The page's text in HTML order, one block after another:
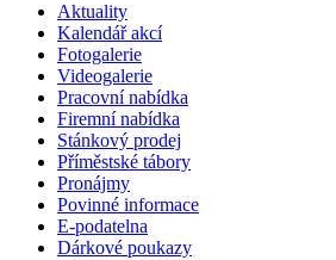
Aktuality
Kalendář akcí
Fotogalerie
Videogalerie
Pracovní nabídka
Firemní nabídka
Stánkový prodej
Příměstské tábory
Pronájmy
Povinné informace
E-podatelna
Dárkové poukazy